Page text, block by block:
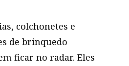
colchonetes e
de brinquedo
ficar no radar. Eles